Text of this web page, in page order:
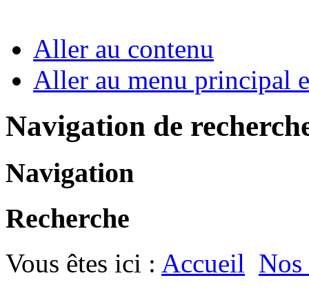
Aller au contenu
Aller au menu principal
Navigation de
Navigation
Recherche
Vous êtes ici : Accueil Nos